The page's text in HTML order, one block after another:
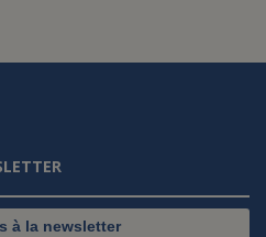
à la newsletter